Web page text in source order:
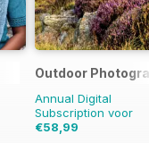
Outdoor
Annual Digital
Subscription voor
€58,99